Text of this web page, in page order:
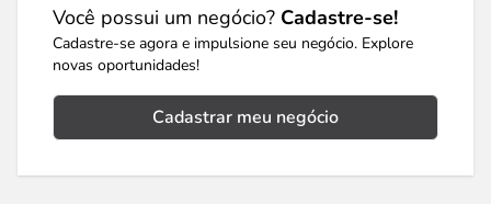
Você possui um negócio? Cadastre-se!
Cadastre-se agora e impulsione seu negócio. Explore
novas oportunidades!
Cadastrar meu negócio